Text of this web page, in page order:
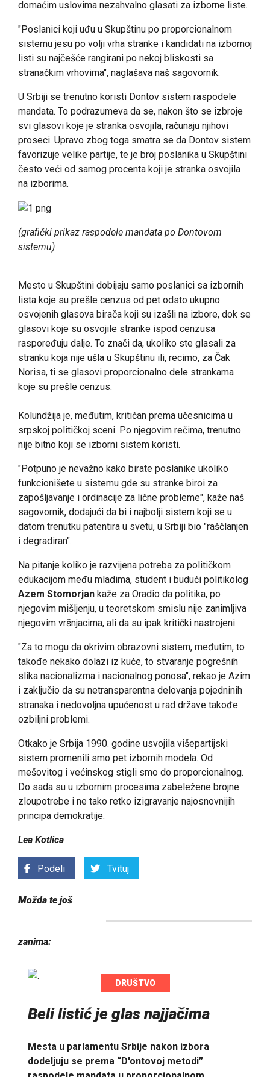
domaćim uslovima nezahvalno glasati za izborne liste.
"Poslanici koji uđu u Skupštinu po proporcionalnom
sistemu jesu po volji vrha stranke i kandidati na izbornoj
listi su najčešće rangirani po nekoj bliskosti sa
stranačkim vrhovima", naglašava naš sagovornik.
U Srbiji se trenutno koristi Dontov sistem raspodele
mandata. To podrazumeva da se, nakon što se izbroje
svi glasovi koje je stranka osvojila, računaju njihovi
proseci. Upravo zbog toga smatra se da Dontov sistem
favorizuje velike partije, te je broj poslanika u Skupštini
često veći od samog procenta koji je stranka osvojila
na izborima.
(grafički prikaz raspodele mandata po Dontovom
sistemu)
Mesto u Skupštini dobijaju samo poslanici sa izbornih
lista koje su prešle cenzus od pet odsto ukupno
osvojenih glasova birača koji su izašli na izbore, dok se
glasovi koje su osvojile stranke ispod cenzusa
raspoređuju dalje. To znači da, ukoliko ste glasali za
stranku koja nije ušla u Skupštinu ili, recimo, za Čak
Norisa, ti se glasovi proporcionalno dele strankama
koje su prešle cenzus.
Kolundžija je, međutim, kritičan prema učesnicima u
srpskoj političkoj sceni. Po njegovim rečima, trenutno
nije bitno koji se izborni sistem koristi.
"Potpuno je nevažno kako birate poslanike ukoliko
funkcionišete u sistemu gde su stranke biroi za
zapošljavanje i ordinacije za lične probleme", kaže naš
sagovornik, dodajući da bi i najbolji sistem koji se u
datom trenutku patentira u svetu, u Srbiji bio "raščlanjen
i degradiran".
Na pitanje koliko je razvijena potreba za političkom
edukacijom među mladima, student i budući politikolog
Azem Stomorjan kaže za Oradio da politika, po
njegovim mišljenju, u teoretskom smislu nije zanimljiva
njegovim vršnjacima, ali da su ipak kritički nastrojeni.
"Za to mogu da okrivim obrazovni sistem, međutim, to
takođe nekako dolazi iz kuće, to stvaranje pogrešnih
slika nacionalizma i nacionalnog ponosa", rekao je Azim
i zaključio da su netransparentna delovanja pojedninih
stranaka i nedovoljna upućenost u rad države takođe
ozbiljni problemi.
Otkako je Srbija 1990. godine usvojila višepartijski
sistem promenili smo pet izbornih modela. Od
mešovitog i većinskog stigli smo do proporcionalnog.
Do sada su u izbornim procesima zabeležene brojne
zloupotrebe i ne tako retko izigravanje najosnovnijih
principa demokratije.
Lea Kotlica
Podeli Tvituj
Možda te još
zanima:
DRUŠTVO
Beli listić je glas najjačima
Mesta u parlamentu Srbije nakon izbora
dodeljuju se prema “D'ontovoj metodi”